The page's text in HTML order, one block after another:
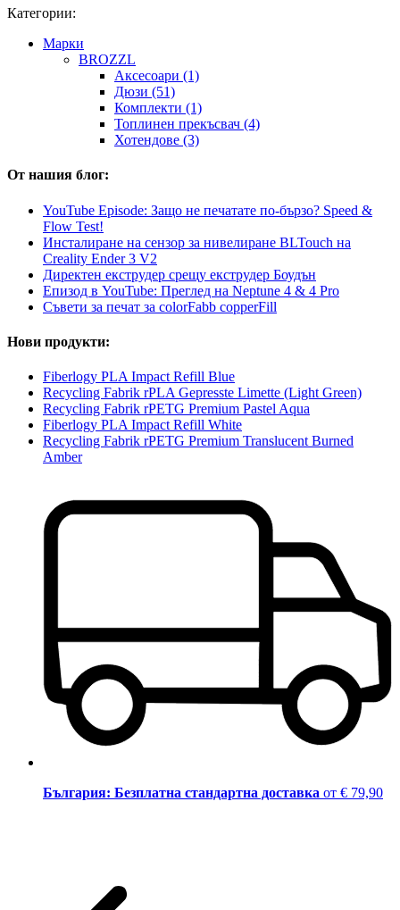
Категории:
Mарки
BROZZL
Аксесоари (1)
Дюзи (51)
Комплекти (1)
Топлинен прекъсвач (4)
Хотендове (3)
От нашия блог:
YouTube Episode: Защо не печатате по-бързо? Speed &
Flow Test!
Инсталиране на сензор за нивелиране BLTouch на
Creality Ender 3 V2
Директен екструдер срещу екструдер Боудън
Епизод в YouTube: Преглед на Neptune 4 & 4 Pro
Съвети за печат за colorFabb copperFill
Нови продукти:
Fiberlogy PLA Impact Refill Blue
Recycling Fabrik rPLA Gepresste Limette (Light Green)
Recycling Fabrik rPETG Premium Pastel Aqua
Fiberlogy PLA Impact Refill White
Recycling Fabrik rPETG Premium Translucent Burned
Amber
България: Безплатна стандартна доставка от € 79,90